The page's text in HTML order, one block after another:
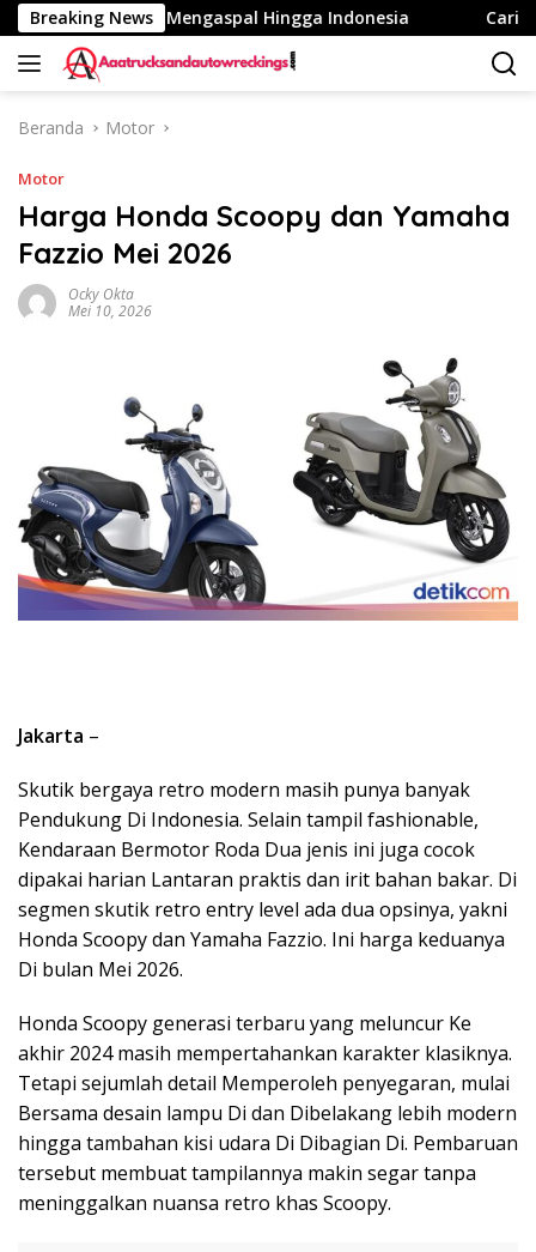
Langsung
ke
konten
Breaking News
eCanter Mengaspal Hingga Indonesia Cari Kaca
Beranda Motor
Motor
Harga Honda Scoopy dan Yamaha
Fazzio Mei 2026
Ocky Okta
Mei 10, 2026
Jakarta –
Skutik bergaya retro modern masih punya banyak
Pendukung Di Indonesia. Selain tampil fashionable,
Kendaraan Bermotor Roda Dua jenis ini juga cocok
dipakai harian Lantaran praktis dan irit bahan bakar. Di
segmen skutik retro entry level ada dua opsinya, yakni
Honda Scoopy dan Yamaha Fazzio. Ini harga keduanya
Di bulan Mei 2026.
Honda Scoopy generasi terbaru yang meluncur Ke
akhir 2024 masih mempertahankan karakter klasiknya.
Tetapi sejumlah detail Memperoleh penyegaran, mulai
Bersama desain lampu Di dan Dibelakang lebih modern
hingga tambahan kisi udara Di Dibagian Di. Pembaruan
tersebut membuat tampilannya makin segar tanpa
meninggalkan nuansa retro khas Scoopy.